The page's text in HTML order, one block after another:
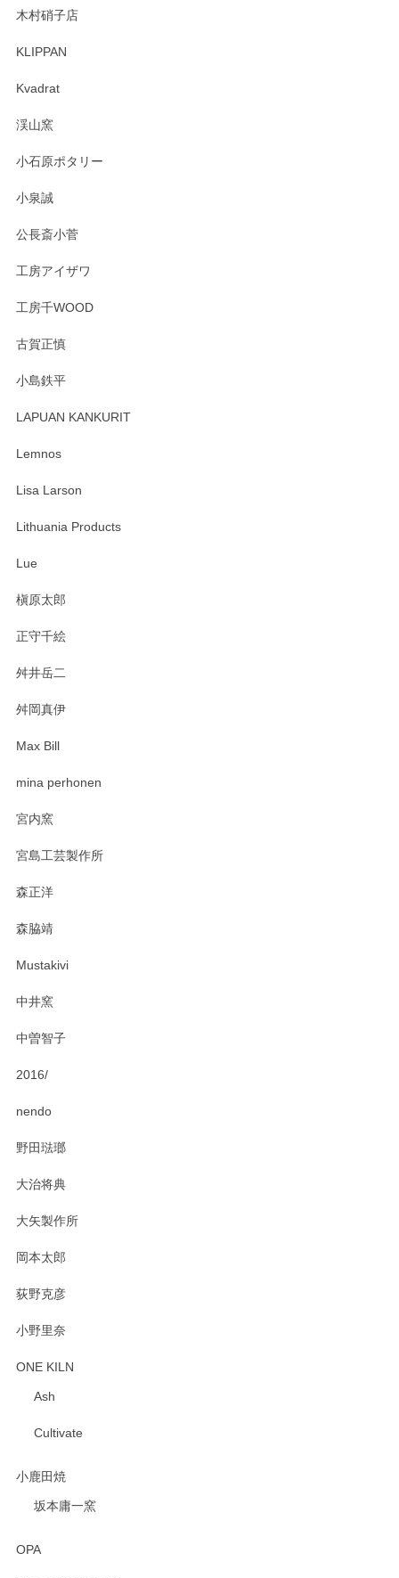
淡いグリーンのカラーがとても可愛いです❤️ ありがとうござ
す。 素敵な湯呑みでとても気に入りました。 発送も早く、
たm(_)m
います。無事に届いたようで安心いたしまし
おかけしました。 ありがとうございます。
木村硝子店
KLIPPAN
Kvadrat
渓山窯
小石原ポタリー
小泉誠
公長斎小菅
工房アイザワ
工房千WOOD
古賀正慎
小島鉄平
LAPUAN KANKURIT
Lemnos
Lisa Larson
Lithuania Products
Lue
槇原太郎
正守千絵
舛井岳二
舛岡真伊
Max Bill
mina perhonen
宮内窯
宮島工芸製作所
森正洋
森脇靖
Mustakivi
中井窯
中曽智子
2016/
nendo
野田琺瑯
大治将典
大矢製作所
岡本太郎
荻野克彦
小野里奈
ONE KILN
Ash
Cultivate
小鹿田焼
坂本庸一窯
OPA